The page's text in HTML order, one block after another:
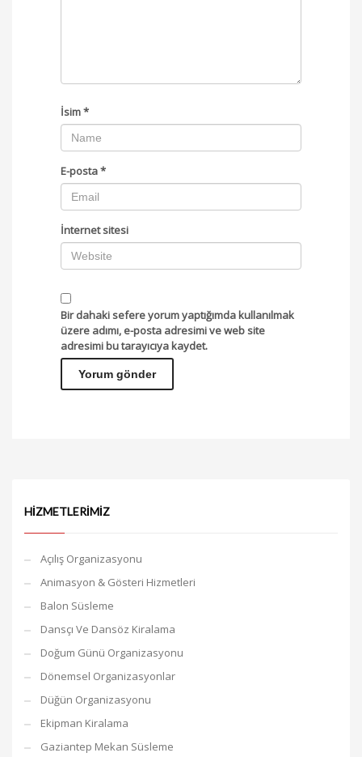
İsim*
E-posta*
İnternet sitesi
Bir dahaki sefere yorum yaptığımda kullanılmak
üzere adımı, e-posta adresimi ve web site
adresimi bu tarayıcıya kaydet.
HIZMETLERIMIZ
Açılış Organizasyonu
Animasyon & Gösteri Hizmetleri
Balon Süsleme
Dansçı Ve Dansöz Kiralama
Doğum Günü Organizasyonu
Dönemsel Organizasyonlar
Düğün Organizasyonu
Ekipman Kiralama
Gaziantep Mekan Süsleme